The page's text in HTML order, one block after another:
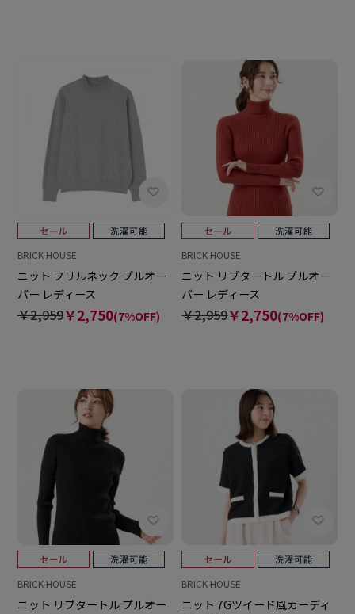
BRICK HOUSE
ニット フリルネック プルオー
バー レディース
￥2,959￥2,750(7%OFF)
BRICK HOUSE
ニット リブタートル プルオー
バー レディース
￥2,959￥2,750(7%OFF)
BRICK HOUSE
ニット リブタートル プルオー
BRICK HOUSE
ニット 7Gツイード風カーディ